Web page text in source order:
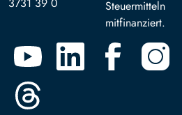
3731 39 0
Steuermitteln
mitfinanziert.